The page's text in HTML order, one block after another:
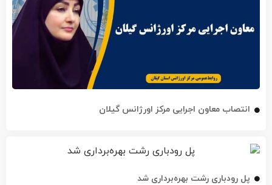
انتصاب معاون اجرایی مرکز اورژانس گیلان
پل رودباری رشت بهره‌برداری شد